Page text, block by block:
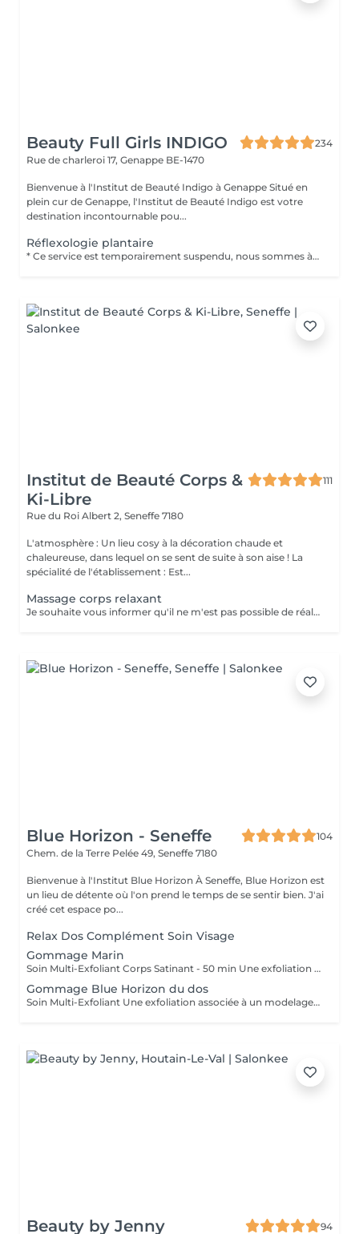
Beauty Full Girls INDIGO
234
Rue de charleroi 17, Genappe BE-1470
Bienvenue à l'Institut de Beauté Indigo à Genappe Situé en
plein cur de Genappe, l'Institut de Beauté Indigo est votre
destination incontournable pou...
Réflexologie plantaire
* Ce service est temporairement suspendu, nous sommes à la recherche de LA prestataire aux doigts de fée pour s'occuper de vous * Réflexologie Plantaire La réflexologie plantaire est un soin holistique qui agit par des pressions ciblées sur des zones réflexes situées sous les pieds, en lien avec les différents organes et systèmes du corps. Ce massage profond et précis stimule les capacités naturelles d'autorégulation, favorise la détente, améliore la circulation et aide à rééquilibrer les tensions physiques et émotionnelles. Chaque séance est adaptée à vos besoins spécifiques, pour vous offrir un véritable moment de lâcher-prise tout en soutenant votre bien-être global. L'objectif : apaiser le corps, calmer l'esprit en partant des pieds
Institut de Beauté Corps &
Ki-Libre
111
Rue du Roi Albert 2, Seneffe 7180
L'atmosphère : Un lieu cosy à la décoration chaude et
chaleureuse, dans lequel on se sent de suite à son aise ! La
spécialité de l'établissement : Est...
Massage corps relaxant
Je souhaite vous informer qu'il ne m'est pas possible de réaliser des massages dans l'obscurité complète car je ne dispose pas de rideaux dans l'institut. Néanmoins, afin de préserver votre intimité, un film occultant fonctionnant à l'aide d'une télécommande a été installé sur la fenêtre, empêchant toute visibilité depuis l'extérieur tout en laissant entrer la lumière. Vous disposez cependant du confort d'une table chauffante ainsi que d'une musique douce pour vous accorder un réel moment de détente
Blue Horizon - Seneffe
104
Chem. de la Terre Pelée 49, Seneffe 7180
Bienvenue à l'Institut Blue Horizon À Seneffe, Blue Horizon est
un lieu de détente où l'on prend le temps de se sentir bien. J'ai
créé cet espace po...
Relax Dos Complément Soin Visage
Gommage Marin
Soin Multi-Exfoliant Corps Satinant - 50 min Une exfoliation associée à un modelage hydratant du corps pour une mise en beauté express qui laisse votre peau douce et soyeuse. En version sans douche.
Gommage Blue Horizon du dos
Soin Multi-Exfoliant Une exfoliation associée à un modelage hydratant du dos pour une mise en beauté express qui laisse votre peau douce et soyeuse. En version sans douche.
Beauty by Jenny 94